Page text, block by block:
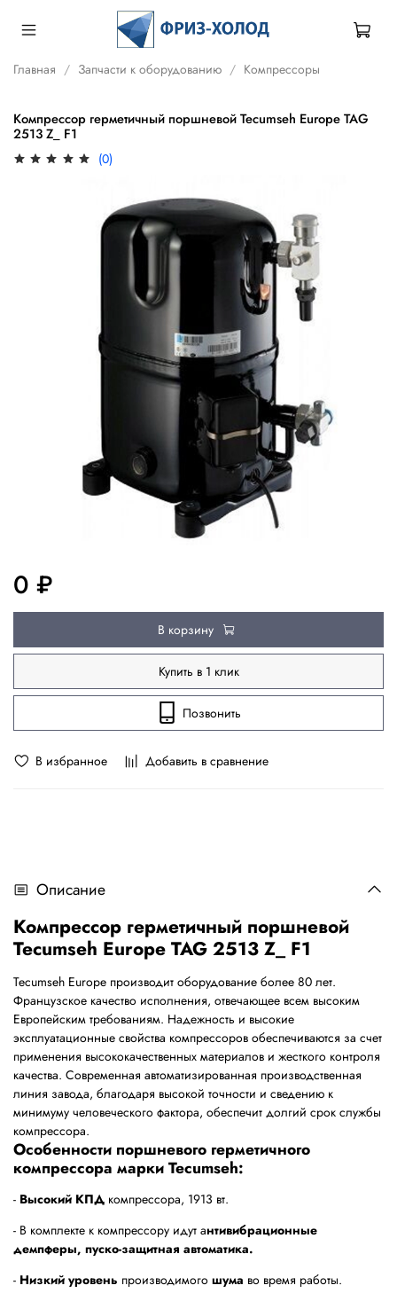
Главная Запчасти к оборудованию Компрессоры
Компрессор герметичный поршневой Tecumseh Europe TAG
2513 Z_ F1
(0)
В избранное Добавить в сравнение
0 ₽
В корзину
Купить в 1 клик
Позвонить
Описание
Компрессор герметичный поршневой
Tecumseh Europe TAG 2513 Z_ F1
Tecumseh Europe производит оборудование более 80 лет.
Французское качество исполнения, отвечающее всем высоким
Европейским требованиям. Надежность и высокие
эксплуатационные свойства компрессоров обеспечиваются за счет
применения высококачественных материалов и жесткого контроля
качества. Современная автоматизированная производственная
линия завода, благодаря высокой точности и сведению к
минимуму человеческого фактора, обеспечит долгий срок службы
компрессора.
Особенности поршневого герметичного
компрессора марки Tecumseh:
- Высокий КПД компрессора, 1913 вт.
- В комплекте к компрессору идут антивибрационные
демпферы, пуско-защитная автоматика.
- Низкий уровень производимого шума во время работы.